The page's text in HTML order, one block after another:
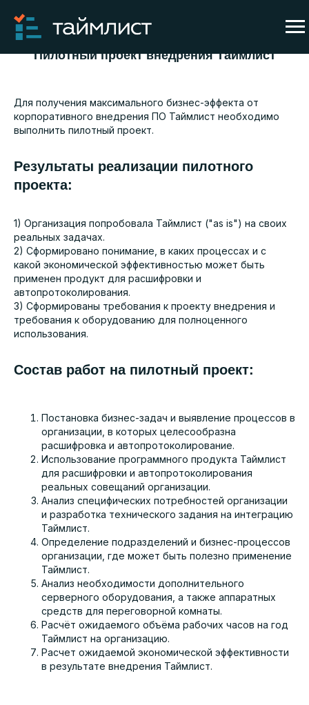
Пилотный проект внедрения Таймлист
Для получения максимального бизнес-эффекта от
корпоративного внедрения ПО Таймлист необходимо
выполнить пилотный проект.
Результаты реализации пилотного
проекта:
1) Организация попробовала Таймлист ("as is") на своих
реальных задачах.
2) Сформировано понимание, в каких процессах и с
какой экономической эффективностью может быть
применен продукт для расшифровки и
автопротоколирования.
3) Сформированы требования к проекту внедрения и
требования к оборудованию для полноценного
использования.
Состав работ на пилотный проект:
Постановка бизнес-задач и выявление процессов в
организации, в которых целесообразна
расшифровка и автопротоколирование.
Использование программного продукта Таймлист
для расшифровки и автопротоколирования
реальных совещаний организации.
Анализ специфических потребностей организации
и разработка технического задания на интеграцию
Таймлист.
Определение подразделений и бизнес-процессов
организации, где может быть полезно применение
Таймлист.
Анализ необходимости дополнительного
серверного оборудования, а также аппаратных
средств для переговорной комнаты.
Расчёт ожидаемого объёма рабочих часов на год
Таймлист на организацию.
Расчет ожидаемой экономической эффективности
в результате внедрения Таймлист.